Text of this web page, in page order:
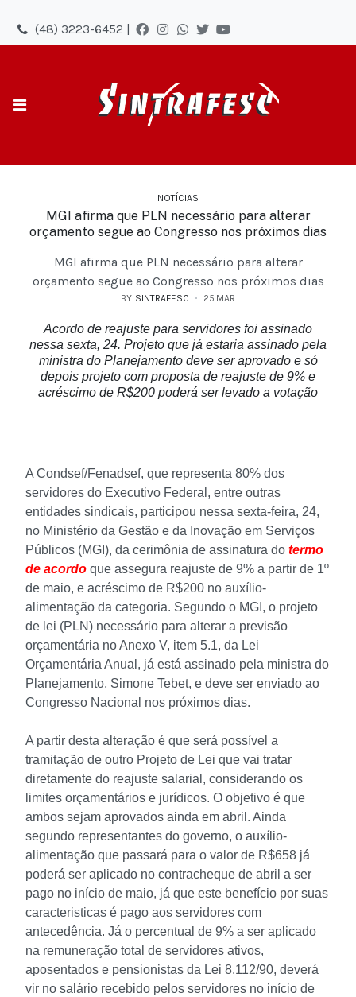
(48) 3223-6452 |
NOTÍCIAS
MGI afirma que PLN necessário para alterar
orçamento segue ao Congresso nos próximos dias
MGI afirma que PLN necessário para alterar
orçamento segue ao Congresso nos próximos dias
BY SINTRAFESC 25.MAR
Acordo de reajuste para servidores foi assinado
nessa sexta, 24. Projeto que já estaria assinado pela
ministra do Planejamento deve ser aprovado e só
depois projeto com proposta de reajuste de 9% e
acréscimo de R$200 poderá ser levado a votação
A Condsef/Fenadsef, que representa 80% dos
servidores do Executivo Federal, entre outras
entidades sindicais, participou nessa sexta-feira, 24,
no Ministério da Gestão e da Inovação em Serviços
Públicos (MGI), da cerimônia de assinatura do termo
de acordo que assegura reajuste de 9% a partir de 1º
de maio, e acréscimo de R$200 no auxílio-
alimentação da categoria. Segundo o MGI, o projeto
de lei (PLN) necessário para alterar a previsão
orçamentária no Anexo V, item 5.1, da Lei
Orçamentária Anual, já está assinado pela ministra do
Planejamento, Simone Tebet, e deve ser enviado ao
Congresso Nacional nos próximos dias.
A partir desta alteração é que será possível a
tramitação de outro Projeto de Lei que vai tratar
diretamente do reajuste salarial, considerando os
limites orçamentários e jurídicos. O objetivo é que
ambos sejam aprovados ainda em abril. Ainda
segundo representantes do governo, o auxílio-
alimentação que passará para o valor de R$658 já
poderá ser aplicado no contracheque de abril a ser
pago no início de maio, já que este benefício por suas
caracteristicas é pago aos servidores com
antecedência. Já o percentual de 9% a ser aplicado
na remuneração total de servidores ativos,
aposentados e pensionistas da Lei 8.112/90, deverá
vir no salário recebido pelos servidores no início de